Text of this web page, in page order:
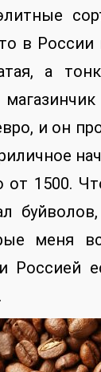
в
а
и он
от 1500.
меня
Россией